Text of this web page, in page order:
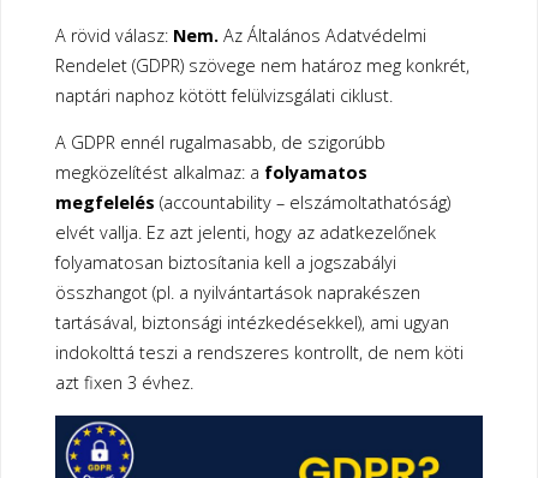
A rövid válasz: Nem.Az Általános Adatvédelmi
Rendelet (GDPR) szövege nem határoz meg konkrét,
naptári naphoz kötött felülvizsgálati ciklust.
A GDPR ennél rugalmasabb, de szigorúbb
megközelítést alkalmaz: a folyamatos
megfelelés (accountability – elszámoltathatóság)
elvét vallja. Ez azt jelenti, hogy az adatkezelőnek
folyamatosan biztosítania kell a jogszabályi
összhangot (pl. a nyilvántartások naprakészen
tartásával, biztonsági intézkedésekkel), ami ugyan
indokolttá teszi a rendszeres kontrollt, de nem köti
azt fixen 3 évhez.